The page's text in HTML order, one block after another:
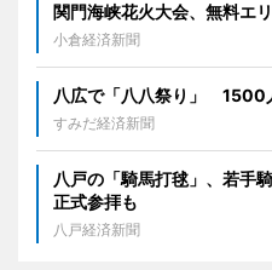
関門海峡花火大会、無料エ
小倉経済新聞
八広で「八八祭り」 1500
すみだ経済新聞
八戸の「騎馬打毬」、若
正式参拝も
八戸経済新聞